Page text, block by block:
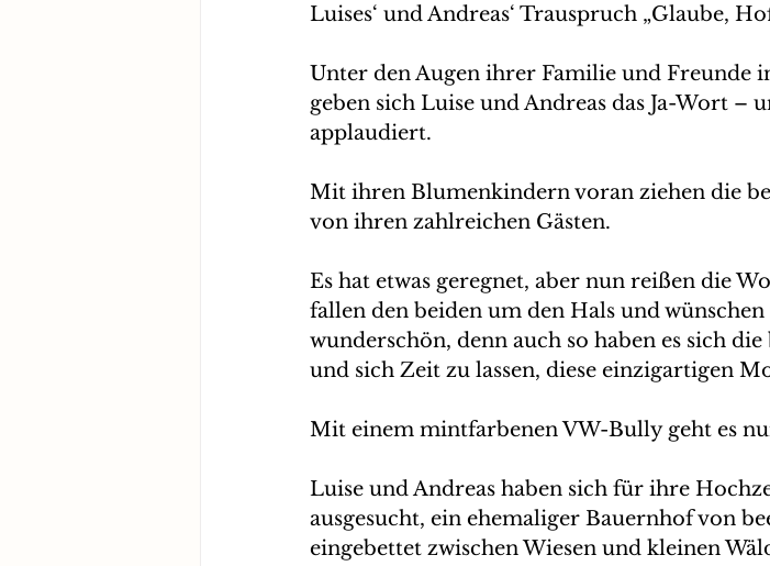
Luises‘ und Andreas‘ Trauspruch „Glaube,
Unter den Augen ihrer Familie und Freunde
geben sich Luise und Andreas das Ja-Wort –
applaudiert.
Mit ihren Blumenkindern voran ziehen die
von ihren zahlreichen Gästen.
Es hat etwas geregnet, aber nun reißen die
fallen den beiden um den Hals und
wunderschön, denn auch so haben es sich
und sich Zeit zu lassen, diese einzigartigen
Mit einem mintfarbenen VW-Bully geht es
Luise und Andreas haben sich für ihre
ausgesucht, ein ehemaliger Bauernhof von
eingebettet zwischen Wiesen und kleinen